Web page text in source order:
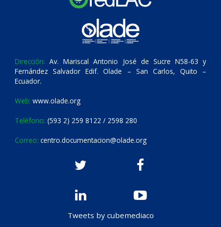
Dirección: Av. Mariscal Antonio José de Sucre N58-63 y
Fernández Salvador Edif. Olade – San Carlos, Quito –
Ecuador.
Web: www.olade.org
Teléfono: (593 2) 259 8122 / 2598 280
Correo: centro.documentacion@olade.org
Tweets by cubemediaco